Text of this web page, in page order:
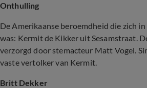
Onthulling
De Amerikaanse beroemdheid die zich
was: Kermit de Kikker uit Sesamstraat.
verzorgd door stemacteur Matt Vogel.
vaste vertolker van Kermit.
Britt Dekker